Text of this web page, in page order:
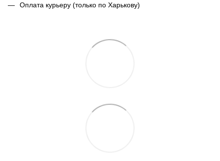
Оплата курьеру (только по Харькову)